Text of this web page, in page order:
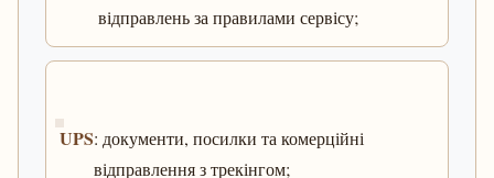
відправлень за правилами сервісу;
UPS: документи, посилки та комерційні
відправлення з трекінгом;